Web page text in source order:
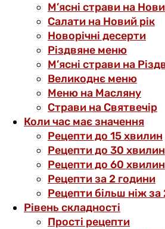
М’ясні страви на
Салати на Новий рік
Новорічні десерти
Різдвяне меню
М’ясні страви на
Великоднє меню
Меню на Масляну
Страви на Святвечір
Коли час має значення
Рецепти до 15 хвилин
Рецепти до 30 хвилин
Рецепти до 60 хвилин
Рецепти за 2 години
Рецепти більш ніж за
Рівень складності
Прості рецепти